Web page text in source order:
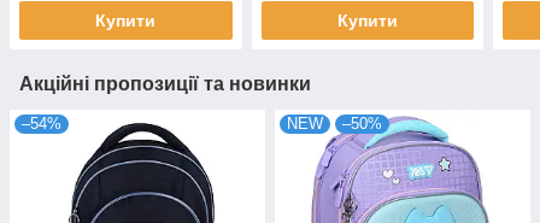
Купити Купити
Акційні пропозиції та новинки
–54% NEW –50%